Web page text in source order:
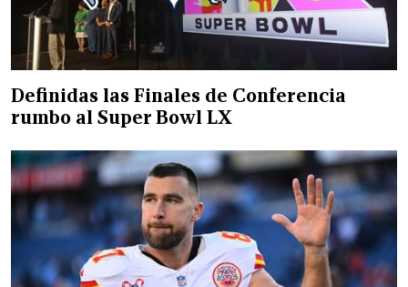
Definidas las Finales de Conferencia
rumbo al Super Bowl LX